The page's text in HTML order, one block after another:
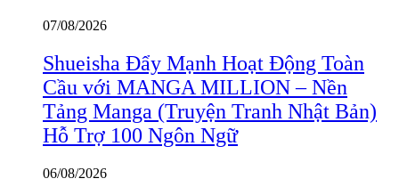
07/08/2026
Shueisha Đẩy Mạnh Hoạt Động Toàn
Cầu với MANGA MILLION – Nền
Tảng Manga (Truyện Tranh Nhật Bản)
Hỗ Trợ 100 Ngôn Ngữ
06/08/2026